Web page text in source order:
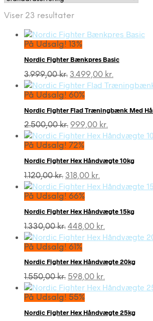
Viser 23 resultater
På Udsalg! 13%
Nordic Fighter Bænkpres Basic
3.999,00kr. Den
oprindelige
pris
3.999,00 kr..
3.499,00 kr.
aktuelle
3.499,00
På Udsalg! 60%
Nordic Fighter Flad Træningbænk Med
2.500,00kr. Den
oprindelige
pris
2.500,00 kr..
999,00 kr.
aktuelle
999,00 kr..
På Udsalg! 72%
Nordic Fighter Hex Håndvægte 10kg
1.120,00kr. Den
oprindelige
pris
1.120,00 kr..
318,00 kr.
aktuelle
318,00 kr..
På Udsalg! 66%
Nordic Fighter Hex Håndvægte 15kg
1.330,00kr. Den
oprindelige
pris
1.330,00 kr..
448,00 kr.
aktuelle
448,00 kr..
På Udsalg! 61%
Nordic Fighter Hex Håndvægte 20kg
1.550,00kr. Den
oprindelige
pris
1.550,00 kr..
598,00 kr.
aktuelle
598,00 kr..
På Udsalg! 55%
Nordic Fighter Hex Håndvægte 25kg